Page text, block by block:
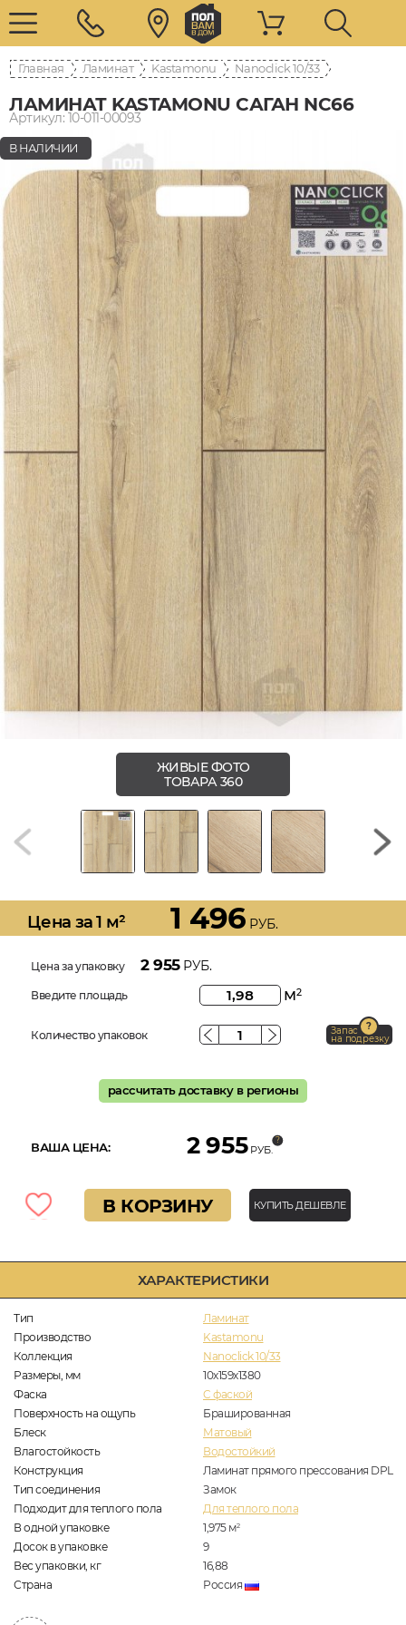
Главная Ламинат Kastamonu Nanoclick 10/33
ЛАМИНАТ KASTAMONU САГАН NC66
Артикул: 10-011-00093
ХАРАКТЕРИСТИКИ
Тип
Ламинат
Производство
Kastamonu
Коллекция
Nanoclick 10/33
Размеры, мм
10х159х1380
Фаска
C фаской
Поверхность на ощупь
Брашированная
Блеск
Матовый
Влагостойкость
Водостойкий
Конструкция
Ламинат прямого прессования DPL
Тип соединения
Замок
Подходит для теплого пола
Для теплого пола
В одной упаковке
1,975 м2
Досок в упаковке
9
Вес упаковки, кг
16,88
Страна
Россия
В НАЛИЧИИ
ЖИВЫЕ ФОТО
ТОВАРА 360
Цена за 1 м² 1 496 РУБ.
Цена за упаковку 2 955РУБ.
Введите площадь м2
Количество упаковок Запас
на подрезку
рассчитать доставку в регионы
ВАША ЦЕНА: 2 955 РУБ.
В КОРЗИНУ КУПИТЬ ДЕШЕВЛЕ